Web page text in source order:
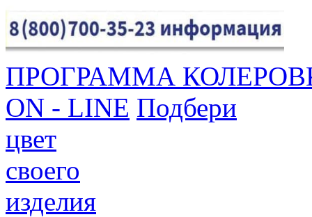
ПРОГРАММА
ON - LINE Подбери
цвет
своего
изделия